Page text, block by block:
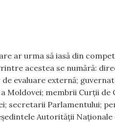
ar urma să iasă din
acestea se numără:
evaluare externă;
Moldovei; membrii Curții
secretarii Parlamentului;
Autorității